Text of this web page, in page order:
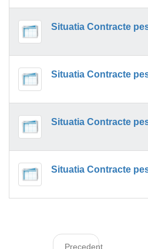
Situatia Contracte
Situatia Contracte
Situatia Contracte
Situatia Contracte
Precedent